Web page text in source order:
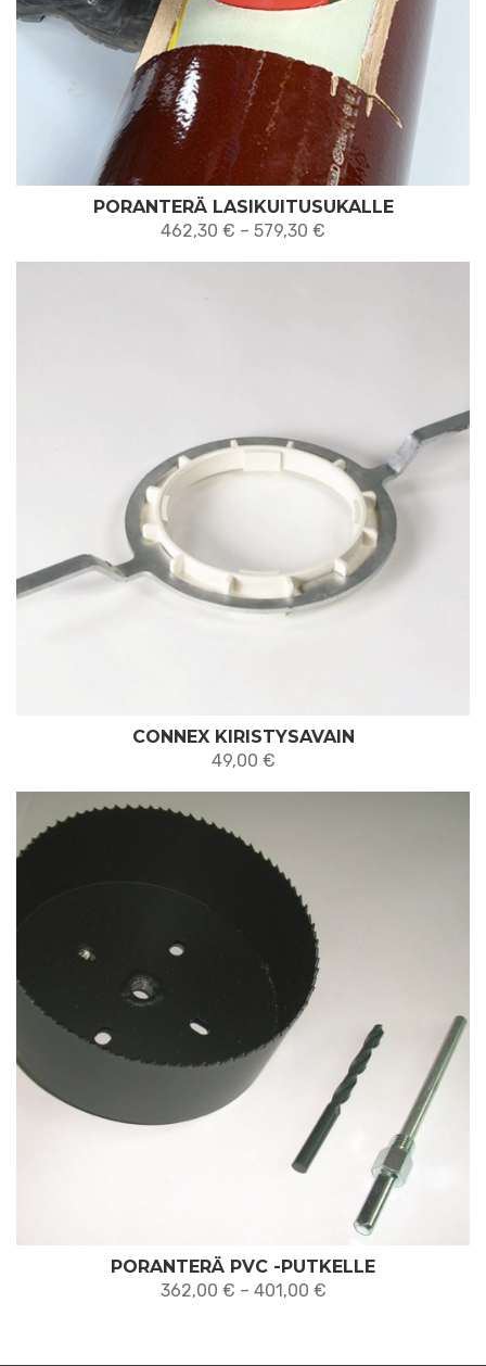
PORANTERÄ LASIKUITUSUKALLE
462,30 € – 579,30 €
CONNEX KIRISTYSAVAIN
49,00 €
PORANTERÄ PVC -PUTKELLE
362,00 € – 401,00 €Hintaluokka: